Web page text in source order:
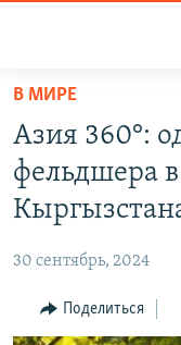
Вернуться
основному
содержанию
Вернутся
главной
навигации
Вернутся
ПОДПИСКА
КОНТАКТЫ
НАСТОЯЩЕЕ ВРЕМЯ
МИГРАНТ МЕДИА
В МИРЕ
Азия 360°:
фельдшера
30 сентябрь, 2024
Поделиться